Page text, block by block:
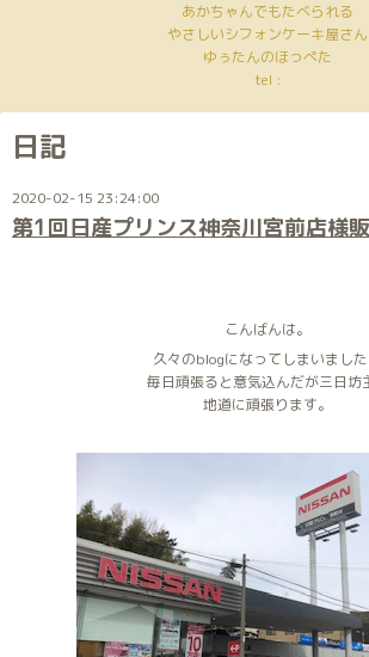
あかちゃんでもたべられる
やさしいシフォンケーキ屋さん
ゆぅたんのほっぺた
tel :
日記
2020-02-15 23:24:00
第1回日産プリンス神奈川宮前店様
こんばんは。
久々のblogになってしまいました
毎日頑張ると意気込んだが三日坊
地道に頑張ります。